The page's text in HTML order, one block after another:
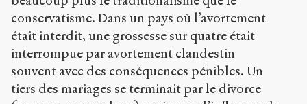
conservatisme. Dans un pays où l’avortement
était interdit, une grossesse sur quatre était
interrompue par avortement clandestin
souvent avec des conséquences pénibles. Un
tiers des mariages se terminait par le divorce